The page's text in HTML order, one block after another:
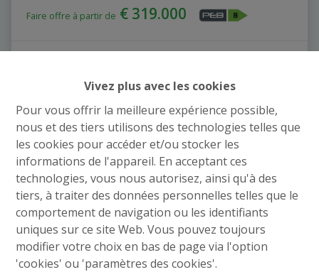
Vivez plus avec les cookies
Pour vous offrir la meilleure expérience possible,
nous et des tiers utilisons des technologies telles que
les cookies pour accéder et/ou stocker les
informations de l'appareil. En acceptant ces
technologies, vous nous autorisez, ainsi qu'à des
tiers, à traiter des données personnelles telles que le
comportement de navigation ou les identifiants
uniques sur ce site Web. Vous pouvez toujours
modifier votre choix en bas de page via l'option
'cookies' ou 'paramètres des cookies'.
Faire offre à partir de € 319.000
OPTION